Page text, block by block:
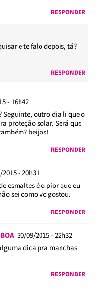
RESPONDER
e te falo depois, tá?
RESPONDER
- 16h42
Seguinte, outro dia li que o
proteção solar. Será que
beijos!
RESPONDER
2015 - 20h31
esmaltes é o pior que eu
sei como vc gostou.
RESPONDER
30/09/2015 - 22h32
dica pra manchas
RESPONDER